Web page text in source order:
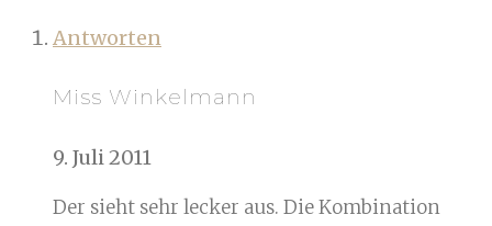
Antworten
Miss Winkelmann
9. Juli 2011
Der sieht sehr lecker aus. Die Kombination